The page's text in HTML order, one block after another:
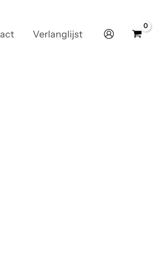
Verlanglijst